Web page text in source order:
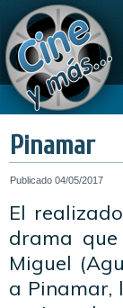
Pinamar
Publicado 04/05/2017
El
drama
Miguel
a Pinamar,